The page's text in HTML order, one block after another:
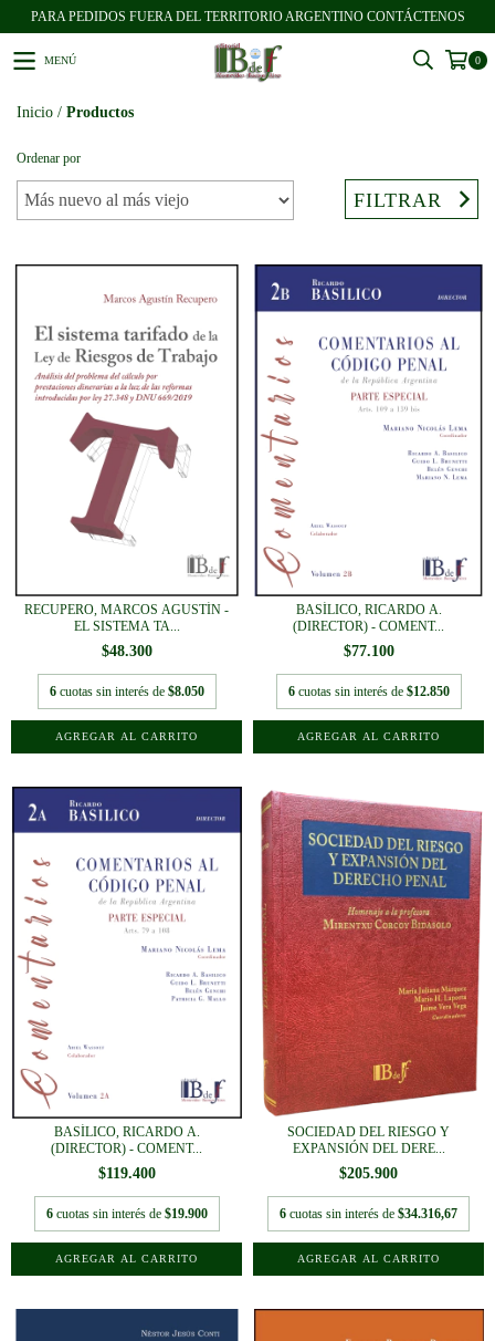
PARA PEDIDOS FUERA DEL TERRITORIO ARGENTINO CONTÁCTENOS
MENÚ 0
Inicio / Productos
Ordenar por
FILTRAR
RECUPERO, MARCOS AGUSTÍN -
EL SISTEMA TA...
$48.300
6 cuotas sin interés de $8.050
BASÍLICO, RICARDO A.
(DIRECTOR) - COMENT...
$77.100
6 cuotas sin interés de $12.850
BASÍLICO, RICARDO A.
(DIRECTOR) - COMENT...
$119.400
6 cuotas sin interés de $19.900
SOCIEDAD DEL RIESGO Y
EXPANSIÓN DEL DERE...
$205.900
6 cuotas sin interés de $34.316,67